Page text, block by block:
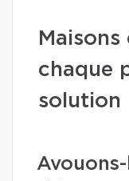
chaque
solution